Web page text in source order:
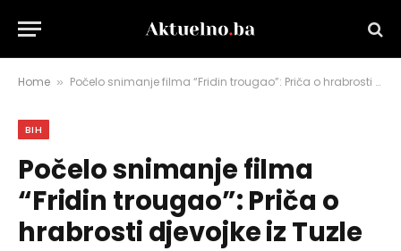
Home » Počelo snimanje filma “Fridin trougao”: Priča o hrabrosti djevojke iz Tuzle
BIH
Počelo snimanje filma
“Fridin trougao”: Priča o
hrabrosti djevojke iz Tuzle